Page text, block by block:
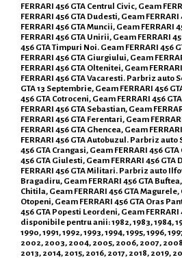
FERRARI 456 GTA Centrul Civic, Geam
FERRARI 456 GTA Dudesti, Geam
FERRARI 456 GTA Muncii, Geam FERRARI
FERRARI 456 GTA Unirii, Geam FERRARI
456 GTA Timpuri Noi. Geam FERRARI 456
FERRARI 456 GTA Giurgiului, Geam
FERRARI 456 GTA Oltenitei, Geam
FERRARI 456 GTA Vacaresti. Parbriz auto
GTA 13 Septembrie, Geam FERRARI 456
456 GTA Cotroceni, Geam FERRARI 456
FERRARI 456 GTA Sebastian, Geam
FERRARI 456 GTA Ferentari, Geam
FERRARI 456 GTA Ghencea, Geam
FERRARI 456 GTA Autobuzul. Parbriz auto
456 GTA Crangasi, Geam FERRARI 456
456 GTA Giulesti, Geam FERRARI 456
FERRARI 456 GTA Militari. Parbriz auto
Bragadiru, Geam FERRARI 456 GTA
Chitila, Geam FERRARI 456 GTA Magurele,
Otopeni, Geam FERRARI 456 GTA Oras
456 GTA Popesti Leordeni, Geam
disponibile pentru anii: 1982, 1983, 1984,
1990, 1991, 1992, 1993, 1994, 1995, 1996,
2002, 2003, 2004, 2005, 2006, 2007,
2013, 2014, 2015, 2016, 2017, 2018, 2019,